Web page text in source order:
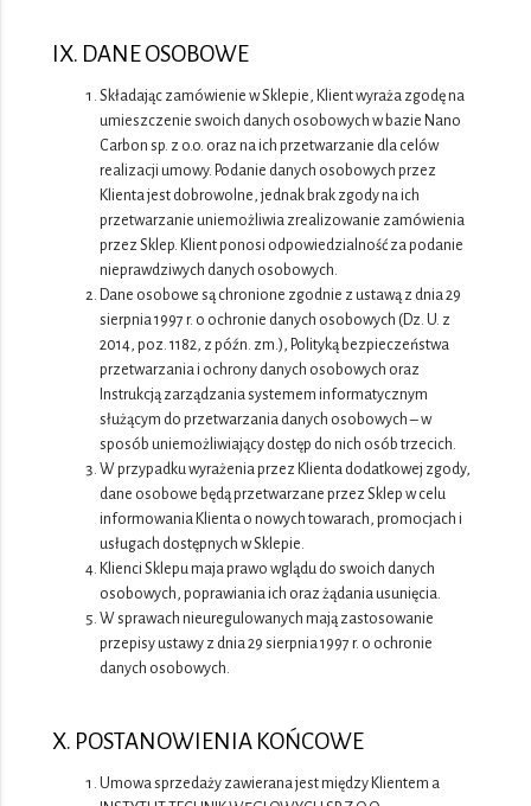
IX. DANE OSOBOWE
Składając zamówienie w Sklepie, Klient wyraża zgodę na
umieszczenie swoich danych osobowych w bazie Nano
Carbon sp. z o.o. oraz na ich przetwarzanie dla celów
realizacji umowy. Podanie danych osobowych przez
Klienta jest dobrowolne, jednak brak zgody na ich
przetwarzanie uniemożliwia zrealizowanie zamówienia
przez Sklep. Klient ponosi odpowiedzialność za podanie
nieprawdziwych danych osobowych.
Dane osobowe są chronione zgodnie z ustawą z dnia 29
sierpnia 1997 r. o ochronie danych osobowych (Dz. U. z
2014, poz. 1182, z późn. zm.), Polityką bezpieczeństwa
przetwarzania i ochrony danych osobowych oraz
Instrukcją zarządzania systemem informatycznym
służącym do przetwarzania danych osobowych – w
sposób uniemożliwiający dostęp do nich osób trzecich.
W przypadku wyrażenia przez Klienta dodatkowej zgody,
dane osobowe będą przetwarzane przez Sklep w celu
informowania Klienta o nowych towarach, promocjach i
usługach dostępnych w Sklepie.
Klienci Sklepu maja prawo wglądu do swoich danych
osobowych, poprawiania ich oraz żądania usunięcia.
W sprawach nieuregulowanych mają zastosowanie
przepisy ustawy z dnia 29 sierpnia 1997 r. o ochronie
danych osobowych.
X. POSTANOWIENIA KOŃCOWE
Umowa sprzedaży zawierana jest między Klientem a